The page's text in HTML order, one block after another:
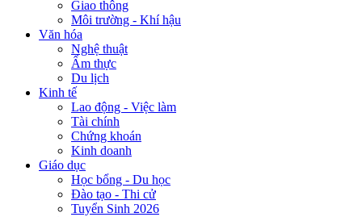
Giao thông
Môi trường - Khí hậu
Văn hóa
Nghệ thuật
Ẩm thực
Du lịch
Kinh tế
Lao động - Việc làm
Tài chính
Chứng khoán
Kinh doanh
Giáo dục
Học bổng - Du học
Đào tạo - Thi cử
Tuyển Sinh 2026